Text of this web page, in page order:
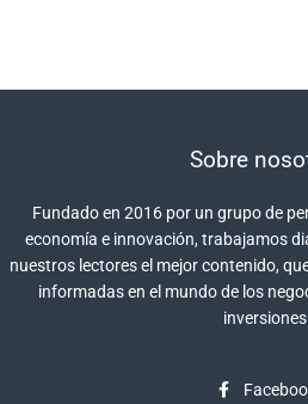
Sobre
Fundado en 2016 por un grupo de
economía e innovación, trabajamos
nuestros lectores el mejor contenido,
informadas en el mundo de los